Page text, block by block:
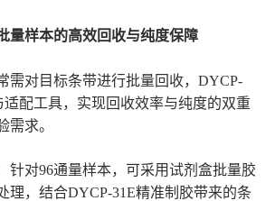
量样本的高效回收与纯度保障
需对目标条带进行批量回收，DYCP-
适配工具，实现回收效率与纯度的双重
需求。
针对96通量样本，可采用试剂盒批量胶
理，结合DYCP-31E精准制胶带来的条